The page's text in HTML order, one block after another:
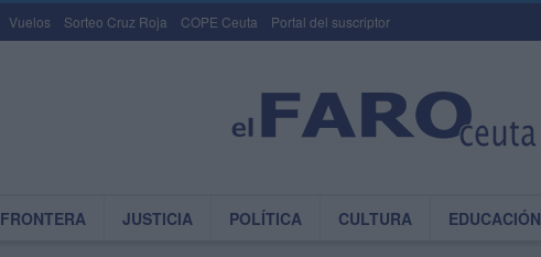
Vuelos Sorteo Cruz Roja COPE Ceuta Portal del suscriptor
FRONTERA JUSTICIA POLÍTICA CULTURA EDUCACIÓN